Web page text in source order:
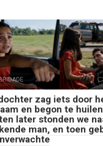
zag iets door
en begon te
later stonden we
man, en toen